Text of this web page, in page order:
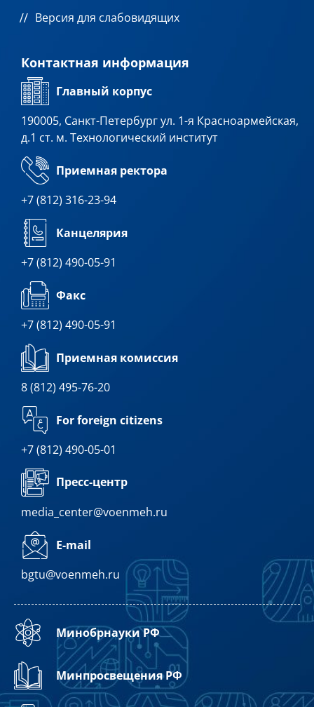
Версия для слабовидящих
Контактная информация
Главный корпус
190005, Санкт-Петербург ул. 1-я Красноармейская,
д.1 ст. м. Технологический институт
Приемная ректора
+7 (812) 316-23-94
Канцелярия
+7 (812) 490-05-91
Факс
+7 (812) 490-05-91
Приемная комиссия
8 (812) 495-76-20
For foreign citizens
+7 (812) 490-05-01
Пресс-центр
media_center@voenmeh.ru
E-mail
bgtu@voenmeh.ru
Минобрнауки РФ
Минпросвещения РФ